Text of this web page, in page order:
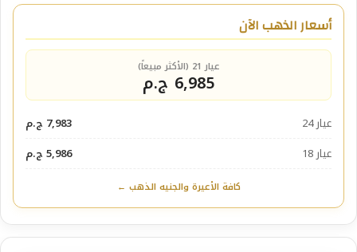
أسعار الذهب الآن
عيار 21 (الأكثر مبيعاً)
6,985 ج.م
عيار 24
7,983 ج.م
عيار 18
5,986 ج.م
كافة الأعيرة والجنيه الذهب ←